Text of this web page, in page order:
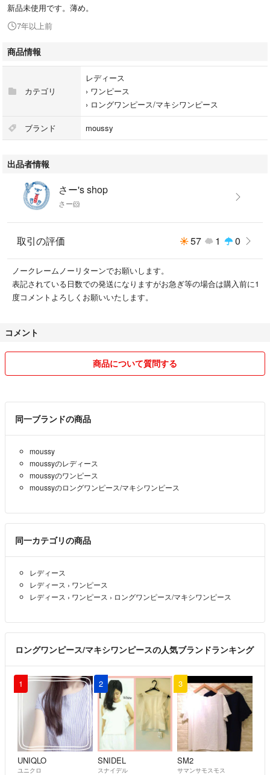
新品未使用です。薄め。
7年以上前
商品情報
カテゴリ
レディース
› ワンピース
› ロングワンピース/マキシワンピース
ブランド moussy
出品者情報
さー's shop
さー🐹
取引の評価 57 1 0
ノークレームノーリターンでお願いします。
表記されている日数での発送になりますがお急ぎ等の場合は購入前に1
度コメントよろしくお願いいたします。
コメント
商品について質問する
同一ブランドの商品
moussy
moussyのレディース
moussyのワンピース
moussyのロングワンピース/マキシワンピース
同一カテゴリの商品
レディース
レディース › ワンピース
レディース › ワンピース › ロングワンピース/マキシワンピース
ロングワンピース/マキシワンピースの人気ブランドランキング
1
UNIQLO
ユニクロ
2
SNIDEL
スナイデル
3
SM2
サマンサモスモス